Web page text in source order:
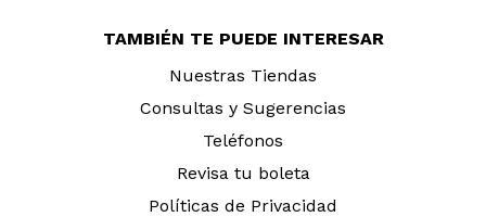
TAMBIÉN TE PUEDE INTERESAR
Nuestras Tiendas
Consultas y Sugerencias
Teléfonos
Revisa tu boleta
Políticas de Privacidad